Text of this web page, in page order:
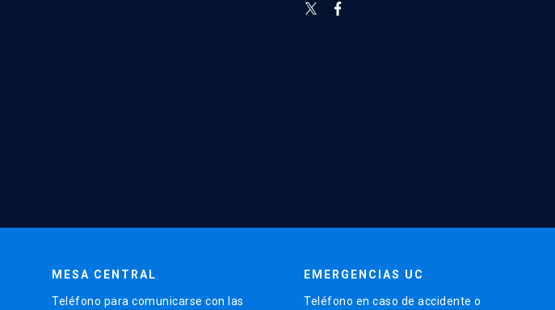
MESA CENTRAL
Teléfono para comunicarse con las
EMERGENCIAS UC
Teléfono en caso de accidente o